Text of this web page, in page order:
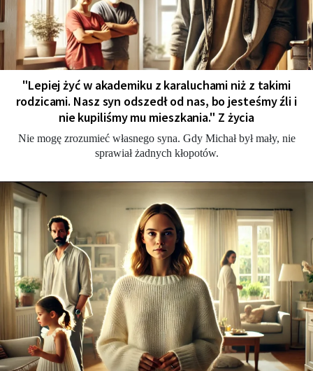
"Lepiej żyć w akademiku z karaluchami niż z takimi
rodzicami. Nasz syn odszedł od nas, bo jesteśmy źli i
nie kupiliśmy mu mieszkania." Z życia
Nie mogę zrozumieć własnego syna. Gdy Michał był mały, nie
sprawiał żadnych kłopotów.